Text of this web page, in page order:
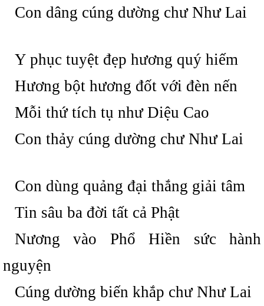
Con dâng cúng dường chư Như Lai
Y phục tuyệt đẹp hương quý hiếm
Hương bột hương đốt với đèn nến
Mỗi thứ tích tụ như Diệu Cao
Con thảy cúng dường chư Như Lai
Con dùng quảng đại thắng giải tâm
Tin sâu ba đời tất cả Phật
Nương vào Phổ Hiền sức hành
nguyện
Cúng dường biến khắp chư Như Lai